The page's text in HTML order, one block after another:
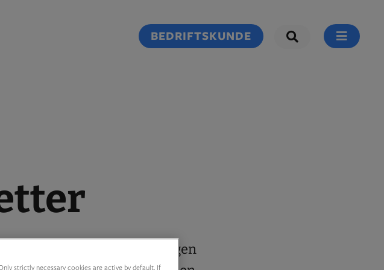
BEDRIFTSKUNDE
å gjøre er å forme deigen
strictly necessary cookies are active by default. If